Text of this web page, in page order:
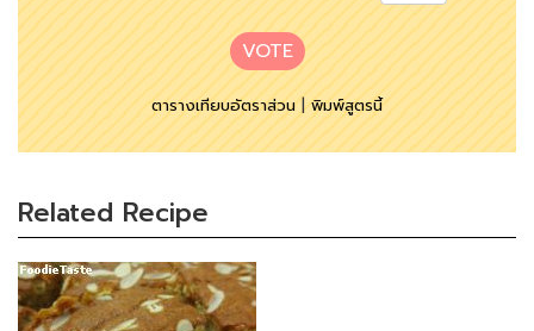
VOTE
ตารางเทียบอัตราส่วน|พิมพ์สูตรนี้
Related Recipe